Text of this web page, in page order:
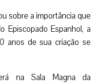
sobre a importância que
Espanhol, a
anos de sua criação se
na Sala Magna da